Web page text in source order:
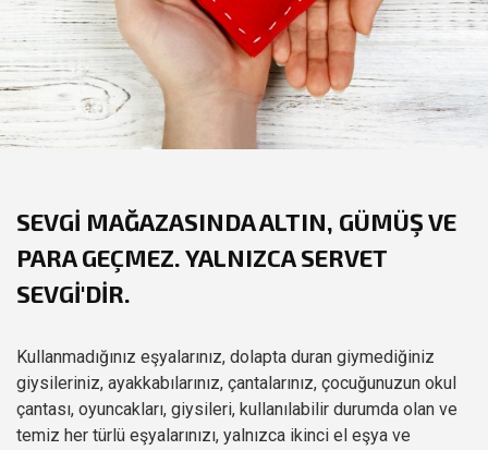
SEVGI MAĞAZASINDA ALTIN, GÜMÜŞ VE
PARA GEÇMEZ. YALNIZCA SERVET
SEVGİ'DIR.
Kullanmadığınız eşyalarınız, dolapta duran giymediğiniz
giysileriniz, ayakkabılarınız, çantalarınız, çocuğunuzun okul
çantası, oyuncakları, giysileri, kullanılabilir durumda olan ve
temiz her türlü eşyalarınızı, yalnızca ikinci el eşya ve